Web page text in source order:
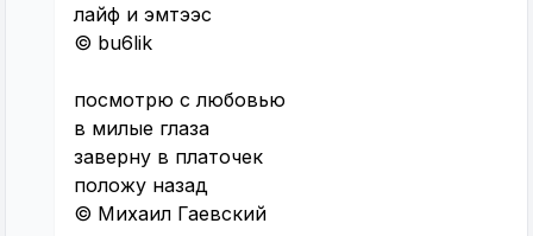
лайф и эмтээс
© bu6lik
посмотрю с любовью
в милые глаза
заверну в платочек
положу назад
© Михаил Гаевский